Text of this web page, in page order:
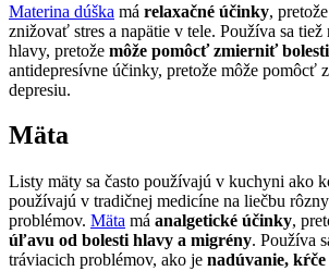
Materina dúška má relaxačné účinky,
znižovať stres a napätie v tele. Používa sa
hlavy, pretože môže pomôcť zmierniť
antidepresívne účinky, pretože môže pomôcť
depresiu.
Mäta
Listy mäty sa často používajú v kuchyni ako
používajú v tradičnej medicíne na liečbu
problémov. Mäta má analgetické účinky,
úľavu od bolesti hlavy a migrény. Používa
tráviacich problémov, ako je nadúvanie, kŕče